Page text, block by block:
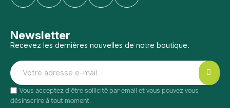
Newsletter
Recevez les dernières nouvelles de notre boutique.
Vous acceptez d'être sollicité par email et vous pouvez vous
désinscrire à tout moment.